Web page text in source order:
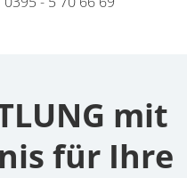
mit
für Ihre